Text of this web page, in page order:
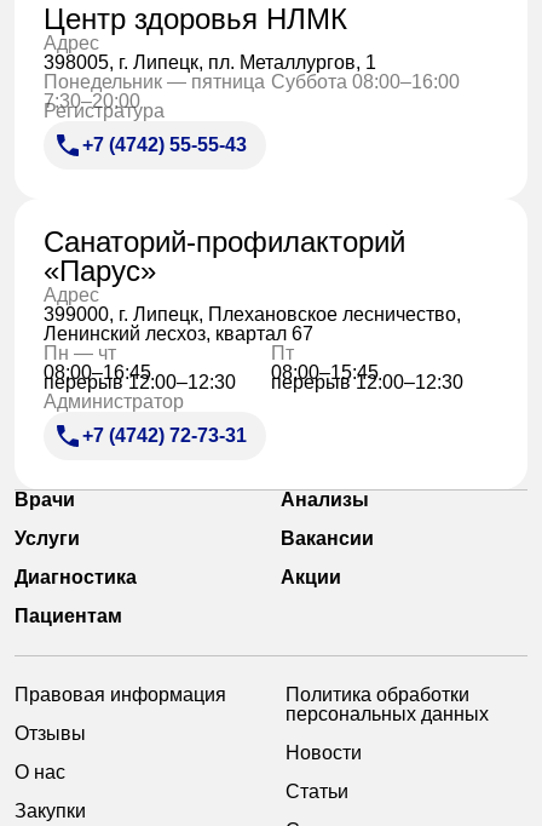
Центр здоровья НЛМК
Адрес
398005, г. Липецк, пл. Металлургов, 1
Понедельник — пятница
7:30–20:00
Суббота 08:00–16:00
Регистратура
+7 (4742) 55-55-43
Санаторий-профилакторий
«Парус»
Адрес
399000, г. Липецк, Плехановское лесничество,
Ленинский лесхоз, квартал 67
Пн — чт
08:00–16:45
перерыв 12:00–12:30
Пт
08:00–15:45
перерыв 12:00–12:30
Администратор
+7 (4742) 72-73-31
Врачи
Анализы
Услуги
Вакансии
Диагностика
Акции
Пациентам
Правовая информация
Отзывы
О нас
Закупки
Политика обработки
персональных данных
Новости
Статьи